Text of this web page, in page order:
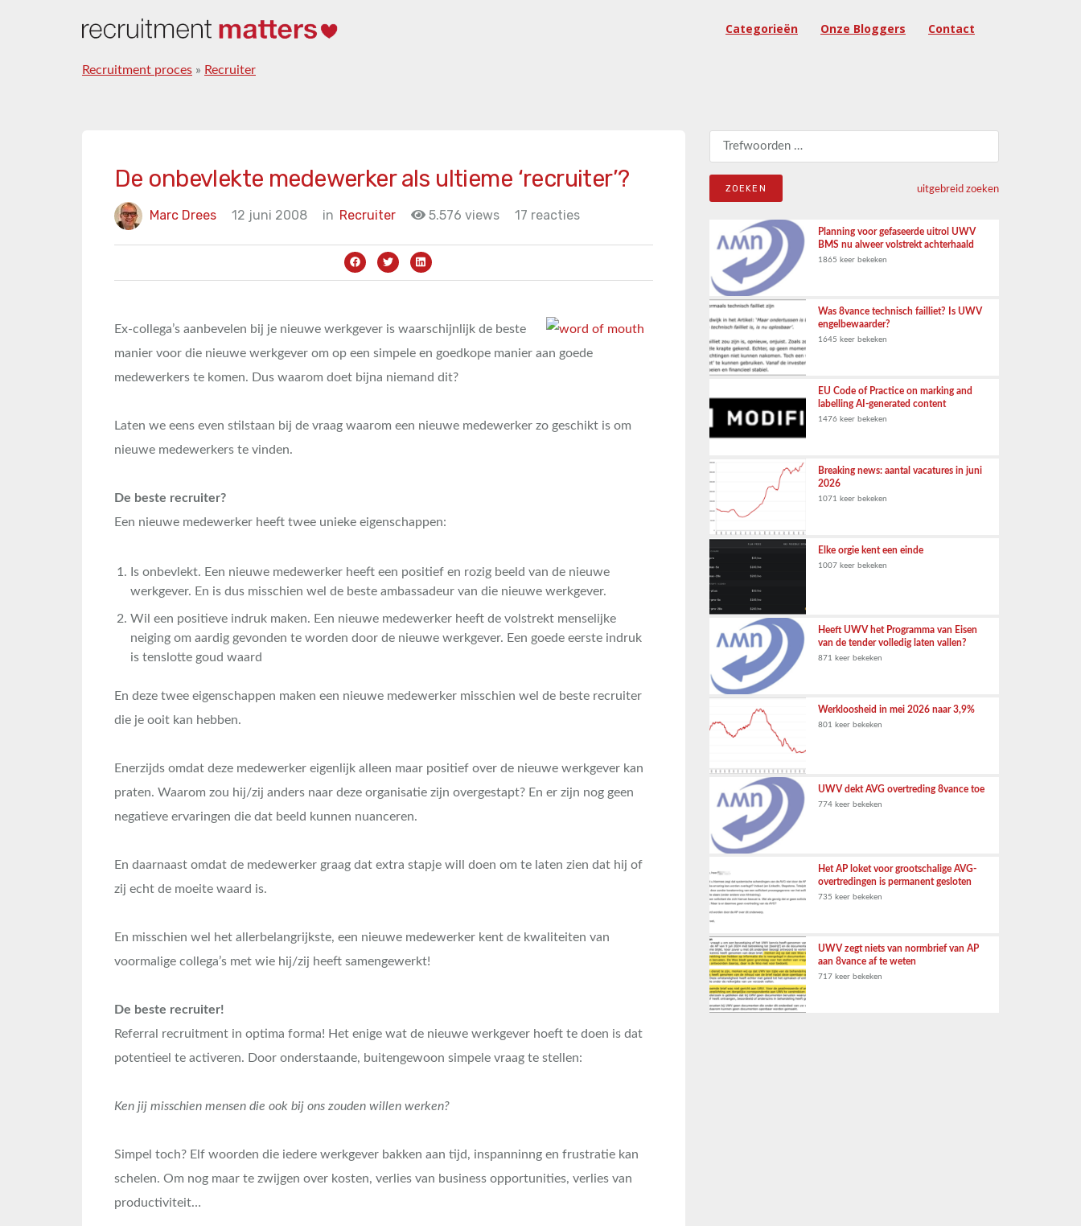
Categorieën Onze Bloggers Contact
Recruitment proces » Recruiter
De onbevlekte medewerker als ultieme ‘recruiter’?
Marc Drees 12 juni 2008 in Recruiter 5.576 views 17 reacties
Ex-collega’s aanbevelen bij je nieuwe werkgever is waarschijnlijk de beste
manier voor die nieuwe werkgever om op een simpele en goedkope manier aan goede
medewerkers te komen. Dus waarom doet bijna niemand dit?
Laten we eens even stilstaan bij de vraag waarom een nieuwe medewerker zo geschikt is om
nieuwe medewerkers te vinden.
De beste recruiter?
Een nieuwe medewerker heeft twee unieke eigenschappen:
Is onbevlekt. Een nieuwe medewerker heeft een positief en rozig beeld van de nieuwe
werkgever. En is dus misschien wel de beste ambassadeur van die nieuwe werkgever.
Wil een positieve indruk maken. Een nieuwe medewerker heeft de volstrekt menselijke
neiging om aardig gevonden te worden door de nieuwe werkgever. Een goede eerste indruk
is tenslotte goud waard
En deze twee eigenschappen maken een nieuwe medewerker misschien wel de beste recruiter
die je ooit kan hebben.
Enerzijds omdat deze medewerker eigenlijk alleen maar positief over de nieuwe werkgever kan
praten. Waarom zou hij/zij anders naar deze organisatie zijn overgestapt? En er zijn nog geen
negatieve ervaringen die dat beeld kunnen nuanceren.
En daarnaast omdat de medewerker graag dat extra stapje will doen om te laten zien dat hij of
zij echt de moeite waard is.
En misschien wel het allerbelangrijkste, een nieuwe medewerker kent de kwaliteiten van
voormalige collega’s met wie hij/zij heeft samengewerkt!
De beste recruiter!
Referral recruitment in optima forma! Het enige wat de nieuwe werkgever hoeft te doen is dat
potentieel te activeren. Door onderstaande, buitengewoon simpele vraag te stellen:
Ken jij misschien mensen die ook bij ons zouden willen werken?
Simpel toch? Elf woorden die iedere werkgever bakken aan tijd, inspanninng en frustratie kan
schelen. Om nog maar te zwijgen over kosten, verlies van business opportunities, verlies van
productiviteit…
Zoeken naar:
uitgebreid zoeken
Planning voor gefaseerde uitrol UWV
BMS nu alweer volstrekt achterhaald
1865 keer bekeken
Was 8vance technisch failliet? Is UWV
engelbewaarder?
1645 keer bekeken
EU Code of Practice on marking and
labelling AI-generated content
1476 keer bekeken
Breaking news: aantal vacatures in juni
2026
1071 keer bekeken
Elke orgie kent een einde
1007 keer bekeken
Heeft UWV het Programma van Eisen
van de tender volledig laten vallen?
871 keer bekeken
Werkloosheid in mei 2026 naar 3,9%
801 keer bekeken
UWV dekt AVG overtreding 8vance toe
774 keer bekeken
Het AP loket voor grootschalige AVG-
overtredingen is permanent gesloten
735 keer bekeken
UWV zegt niets van normbrief van AP
aan 8vance af te weten
717 keer bekeken